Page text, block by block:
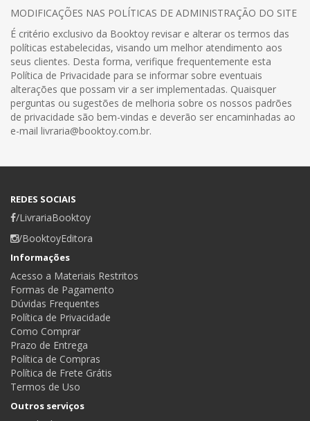
MODIFICAÇÕES NAS POLÍTICAS DE ADMINISTRAÇÃO DO SITE
É critério exclusivo da Booktoy revisar e alterar os termos das
políticas estabelecidas, visando um melhor atendimento aos
seus clientes. Desta forma, verifique frequentemente esta
Política de Privacidade para se informar sobre eventuais
alterações que possam vir a ser implementadas. Quaisquer
perguntas ou sugestões de melhoria sobre os nossos padrões
de privacidade são bem-vindas e deverão ser encaminhadas ao
e-mail livraria@booktoy.com.br.
REDES SOCIAIS
/LivrariaBooktoy
/BooktoyEditora
Informações
Acesso a Materiais Restritos
Formas de Pagamento
Dúvidas Frequentes
Política de Privacidade
Como Comprar
Prazo de Entrega
Política de Compras
Política de Frete Grátis
Termos de Uso
Outros serviços